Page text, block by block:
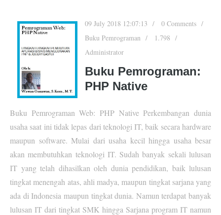
09 July 2018 12:07:13
0 Comments
Buku Pemrograman
1.798
Administrator
Buku Pemrograman:
PHP Native
Buku Pemrograman Web: PHP Native Perkembangan dunia
usaha saat ini tidak lepas dari teknologi IT, baik secara hardware
maupun software. Mulai dari usaha kecil hingga usaha besar
akan membutuhkan teknologi IT. Sudah banyak sekali lulusan
IT yang telah dihasilkan oleh dunia pendidikan, baik lulusan
tingkat menengah atas, ahli madya, maupun tingkat sarjana yang
ada di Indonesia maupun tingkat dunia. Namun terdapat banyak
lulusan IT dari tingkat SMK hingga Sarjana program IT namun